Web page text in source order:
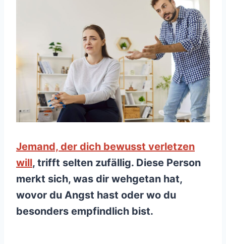
Jemand, der dich bewusst verletzen
will, trifft selten zufällig. Diese Person
merkt sich, was dir wehgetan hat,
wovor du Angst hast oder wo du
besonders empfindlich bist.